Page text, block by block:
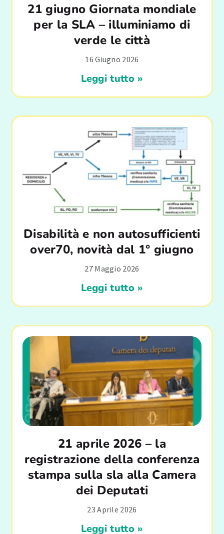
21 giugno Giornata mondiale
per la SLA – illuminiamo di
verde le città
16 Giugno 2026
Leggi tutto »
Disabilità e non autosufficienti
over70, novità dal 1° giugno
27 Maggio 2026
Leggi tutto »
21 aprile 2026 – la
registrazione della conferenza
stampa sulla sla alla Camera
dei Deputati
23 Aprile 2026
Leggi tutto »